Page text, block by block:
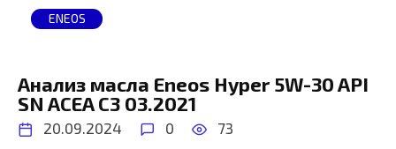
ENEOS
Анализ масла Eneos Hyper 5W-30 API
SN ACEA C3 03.2021
20.09.2024 0 73